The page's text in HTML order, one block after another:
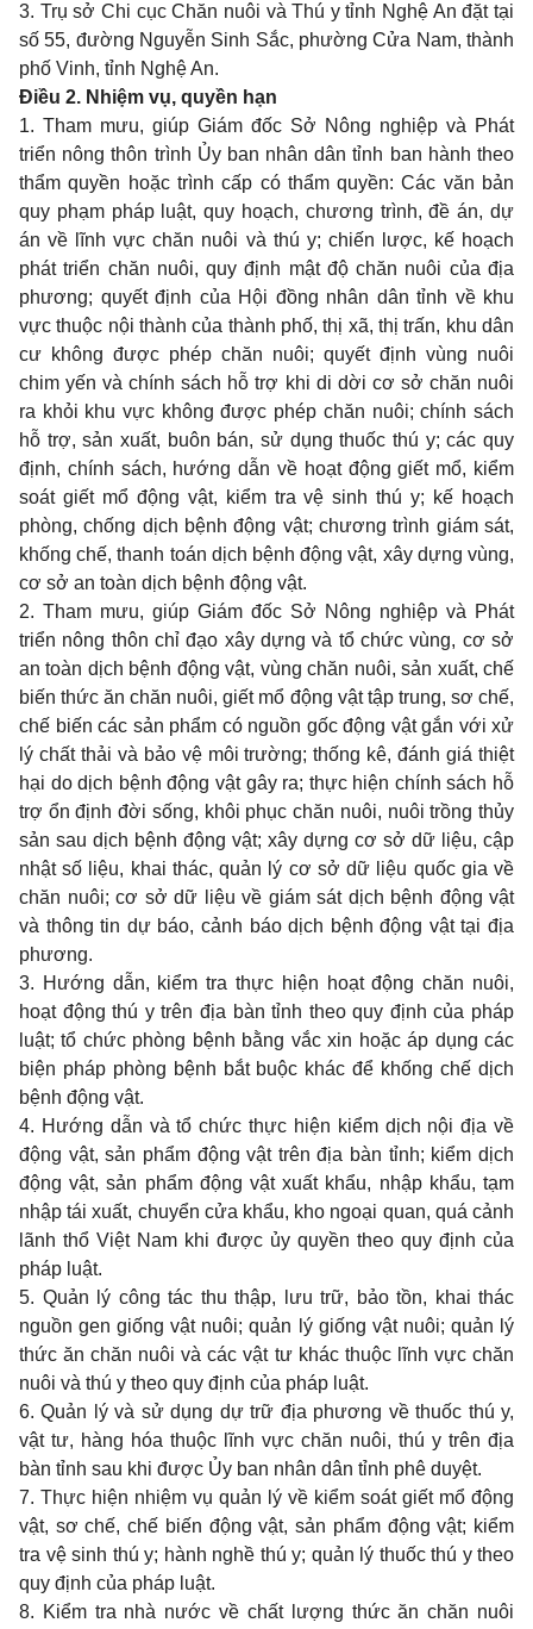
3. Trụ sở Chi cục Chăn nuôi và Thú y tỉnh Nghệ An đặt tại
số 55, đường Nguyễn Sinh Sắc, phường Cửa Nam, thành
phố Vinh, tỉnh Nghệ An.
Điều 2. Nhiệm vụ, quyền hạn
1. Tham mưu, giúp Giám đốc Sở Nông nghiệp và Phát
triển nông thôn trình Ủy ban nhân dân tỉnh ban hành theo
thẩm quyền hoặc trình cấp có thẩm quyền: Các văn bản
quy phạm pháp luật, quy hoạch, chương trình, đề án, dự
án về lĩnh vực chăn nuôi và thú y; chiến lược, kế hoạch
phát triển chăn nuôi, quy định mật độ chăn nuôi của địa
phương; quyết định của Hội đồng nhân dân tỉnh về khu
vực thuộc nội thành của thành phố, thị xã, thị trấn, khu dân
cư không được phép chăn nuôi; quyết định vùng nuôi
chim yến và chính sách hỗ trợ khi di dời cơ sở chăn nuôi
ra khỏi khu vực không được phép chăn nuôi; chính sách
hỗ trợ, sản xuất, buôn bán, sử dụng thuốc thú y; các quy
định, chính sách, hướng dẫn về hoạt động giết mổ, kiểm
soát giết mổ động vật, kiểm tra vệ sinh thú y; kế hoạch
phòng, chống dịch bệnh động vật; chương trình giám sát,
khống chế, thanh toán dịch bệnh động vật, xây dựng vùng,
cơ sở an toàn dịch bệnh động vật.
2. Tham mưu, giúp Giám đốc Sở Nông nghiệp và Phát
triển nông thôn chỉ đạo xây dựng và tổ chức vùng, cơ sở
an toàn dịch bệnh động vật, vùng chăn nuôi, sản xuất, chế
biến thức ăn chăn nuôi, giết mổ động vật tập trung, sơ chế,
chế biến các sản phẩm có nguồn gốc động vật gắn với xử
lý chất thải và bảo vệ môi trường; thống kê, đánh giá thiệt
hại do dịch bệnh động vật gây ra; thực hiện chính sách hỗ
trợ ổn định đời sống, khôi phục chăn nuôi, nuôi trồng thủy
sản sau dịch bệnh động vật; xây dựng cơ sở dữ liệu, cập
nhật số liệu, khai thác, quản lý cơ sở dữ liệu quốc gia về
chăn nuôi; cơ sở dữ liệu về giám sát dịch bệnh động vật
và thông tin dự báo, cảnh báo dịch bệnh động vật tại địa
phương.
3. Hướng dẫn, kiểm tra thực hiện hoạt động chăn nuôi,
hoạt động thú y trên địa bàn tỉnh theo quy định của pháp
luật; tổ chức phòng bệnh bằng vắc xin hoặc áp dụng các
biện pháp phòng bệnh bắt buộc khác để khống chế dịch
bệnh động vật.
4. Hướng dẫn và tổ chức thực hiện kiểm dịch nội địa về
động vật, sản phẩm động vật trên địa bàn tỉnh; kiểm dịch
động vật, sản phẩm động vật xuất khẩu, nhập khẩu, tạm
nhập tái xuất, chuyển cửa khẩu, kho ngoại quan, quá cảnh
lãnh thổ Việt Nam khi được ủy quyền theo quy định của
pháp luật.
5. Quản lý công tác thu thập, lưu trữ, bảo tồn, khai thác
nguồn gen giống vật nuôi; quản lý giống vật nuôi; quản lý
thức ăn chăn nuôi và các vật tư khác thuộc lĩnh vực chăn
nuôi và thú y theo quy định của pháp luật.
6. Quản lý và sử dụng dự trữ địa phương về thuốc thú y,
vật tư, hàng hóa thuộc lĩnh vực chăn nuôi, thú y trên địa
bàn tỉnh sau khi được Ủy ban nhân dân tỉnh phê duyệt.
7. Thực hiện nhiệm vụ quản lý về kiểm soát giết mổ động
vật, sơ chế, chế biến động vật, sản phẩm động vật; kiểm
tra vệ sinh thú y; hành nghề thú y; quản lý thuốc thú y theo
quy định của pháp luật.
8. Kiểm tra nhà nước về chất lượng thức ăn chăn nuôi